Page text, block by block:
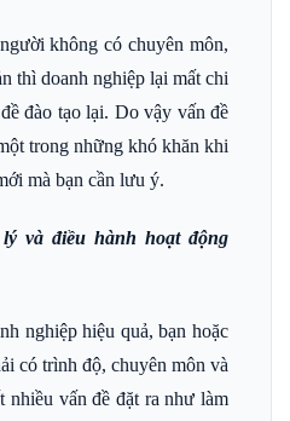
không có chuyên môn,
thì doanh nghiệp lại mất chi
đào tạo lại. Do vậy vấn đề
trong những khó khăn khi
mà bạn cần lưu ý.
và điều hành hoạt động
nghiệp hiệu quả, bạn hoặc
có trình độ, chuyên môn và
nhiều vấn đề đặt ra như làm